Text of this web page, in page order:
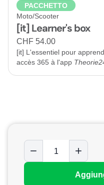
PACCHETTO
Moto/Scooter
[it] Learner's box
CHF 54.00
[it] L'essentiel pour
accès 365 à l'app